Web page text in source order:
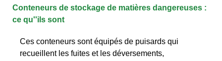
Conteneurs de stockage de matières dangereuses :
ce qu''ils sont
Ces conteneurs sont équipés de puisards qui
recueillent les fuites et les déversements,